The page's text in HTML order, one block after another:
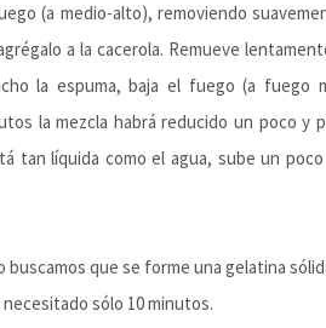
(a medio-alto), removiendo
a la cacerola. Remueve
la espuma, baja el fuego (a fuego
la mezcla habrá reducido un poco y
tan líquida como el agua, sube un
que se forme una gelatina
sólo 10 minutos.